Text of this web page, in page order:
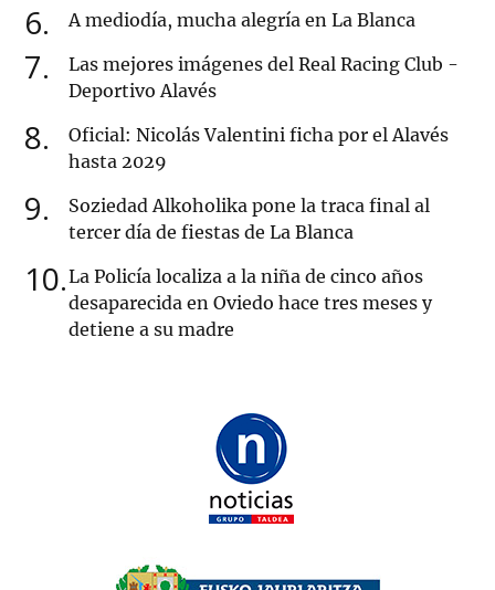
6 A mediodía, mucha alegría en La Blanca
7
Las mejores imágenes del Real Racing Club -
Deportivo Alavés
8
Oficial: Nicolás Valentini ficha por el Alavés
hasta 2029
9
Soziedad Alkoholika pone la traca final al
tercer día de fiestas de La Blanca
10 La Policía localiza a la niña de cinco años
desaparecida en Oviedo hace tres meses y
detiene a su madre